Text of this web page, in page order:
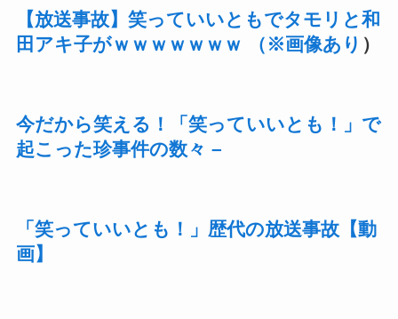
【放送事故】笑っていいともでタモリと和
田アキ子がｗｗｗｗｗｗｗ （※画像あり ）
今だから笑える！「笑っていいとも！」で
起こった珍事件の数々 –
「笑っていいとも！」歴代の放送事故【動
画】